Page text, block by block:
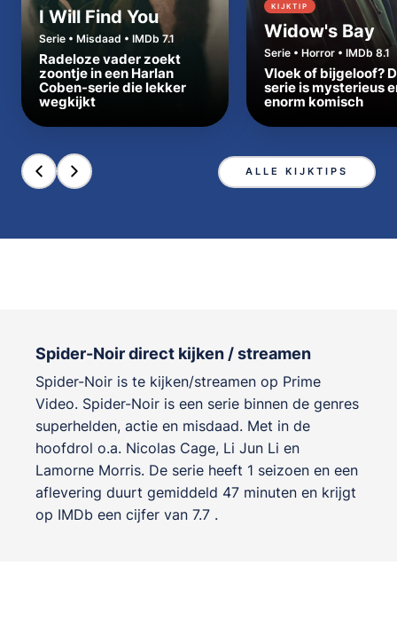
I Will Find You
Serie • Misdaad • IMDb 7.1
Radeloze vader zoekt
zoontje in een Harlan
Coben-serie die lekker
wegkijkt
KIJKTIP
Widow's Bay
Serie • Horror • IMDb 8.1
Vloek of bijgeloof?
serie is mysterieus
enorm komisch
ALLE KIJKTIPS
Spider-Noir direct kijken / streamen
Spider-Noir is te kijken/streamen op Prime
Video. Spider-Noir is een serie binnen de genres
superhelden, actie en misdaad. Met in de
hoofdrol o.a. Nicolas Cage, Li Jun Li en
Lamorne Morris. De serie heeft 1 seizoen en een
aflevering duurt gemiddeld 47 minuten en krijgt
op IMDb een cijfer van 7.7 .